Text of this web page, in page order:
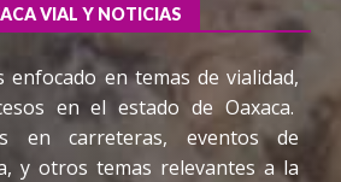
VIAL Y NOTICIAS
enfocado en temas de vialidad,
en el estado de Oaxaca.
en carreteras, eventos de
y otros temas relevantes a la